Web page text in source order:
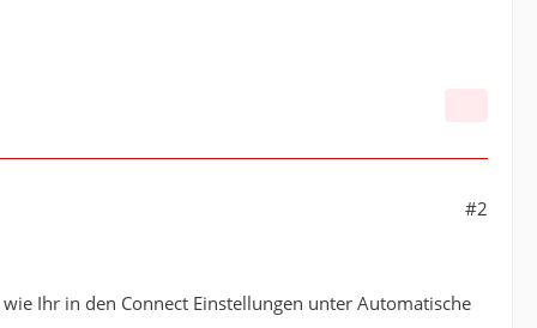
#2
Ihr in den Connect Einstellungen unter Automatische